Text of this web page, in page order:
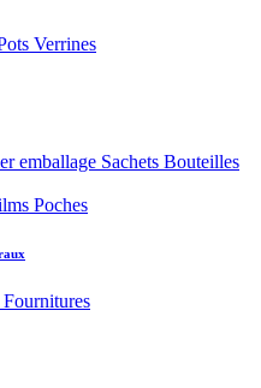
Verrines
emballage Sachets Bouteilles
Poches
Fournitures